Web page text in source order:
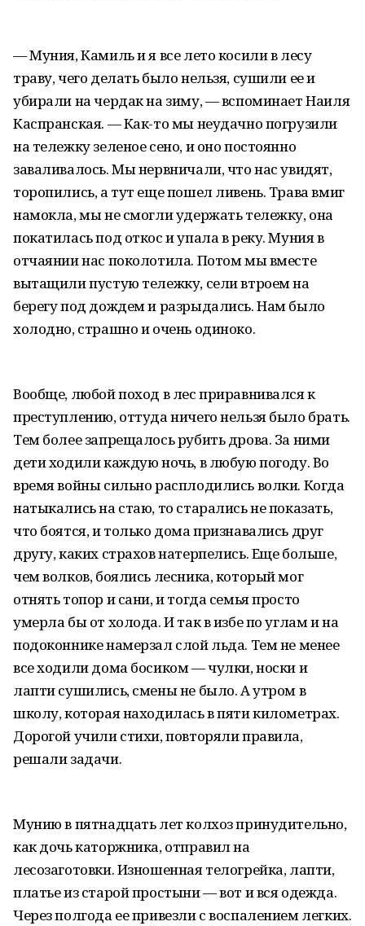
— Муния, Камиль и я все лето косили в лесу
траву, чего делать было нельзя, сушили ее и
убирали на чердак на зиму, — вспоминает Наиля
Каспранская. — Как-то мы неудачно погрузили
на тележку зеленое сено, и оно постоянно
заваливалось. Мы нервничали, что нас увидят,
торопились, а тут еще пошел ливень. Трава вмиг
намокла, мы не смогли удержать тележку, она
покатилась под откос и упала в реку. Муния в
отчаянии нас поколотила. Потом мы вместе
вытащили пустую тележку, сели втроем на
берегу под дождем и разрыдались. Нам было
холодно, страшно и очень одиноко.
Вообще, любой поход в лес приравнивался к
преступлению, оттуда ничего нельзя было брать.
Тем более запрещалось рубить дрова. За ними
дети ходили каждую ночь, в любую погоду. Во
время войны сильно расплодились волки. Когда
натыкались на стаю, то старались не показать,
что боятся, и только дома признавались друг
другу, каких страхов натерпелись. Еще больше,
чем волков, боялись лесника, который мог
отнять топор и сани, и тогда семья просто
умерла бы от холода. И так в избе по углам и на
подоконнике намерзал слой льда. Тем не менее
все ходили дома босиком — чулки, носки и
лапти сушились, смены не было. А утром в
школу, которая находилась в пяти километрах.
Дорогой учили стихи, повторяли правила,
решали задачи.
Мунию в пятнадцать лет колхоз принудительно,
как дочь каторжника, отправил на
лесозаготовки. Изношенная телогрейка, лапти,
платье из старой простыни — вот и вся одежда.
Через полгода ее привезли с воспалением легких.